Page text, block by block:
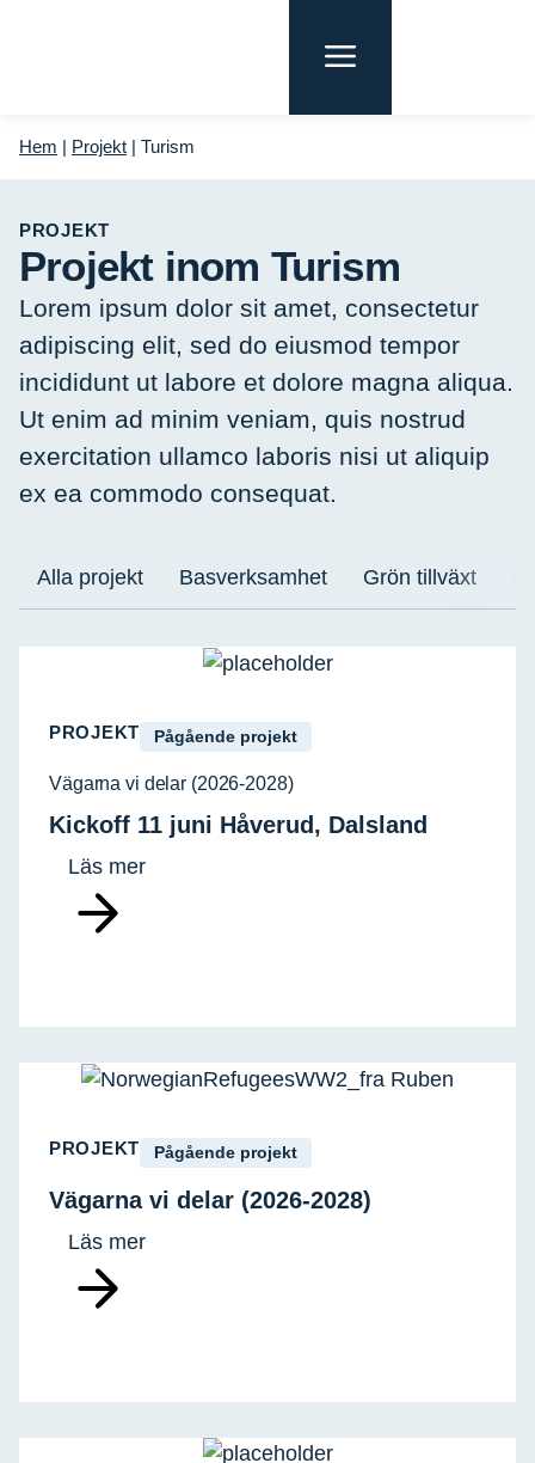
Hem | Projekt | Turism
PROJEKT
Projekt inom Turism
Lorem ipsum dolor sit amet, consectetur
adipiscing elit, sed do eiusmod tempor
incididunt ut labore et dolore magna aliqua.
Ut enim ad minim veniam, quis nostrud
exercitation ullamco laboris nisi ut aliquip
ex ea commodo consequat.
Alla projekt Basverksamhet Grön tillväxt
PROJEKT Pågående projekt
Vägarna vi delar (2026-2028)
Kickoff 11 juni Håverud, Dalsland
Läs mer
PROJEKT Pågående projekt
Vägarna vi delar (2026-2028)
Läs mer